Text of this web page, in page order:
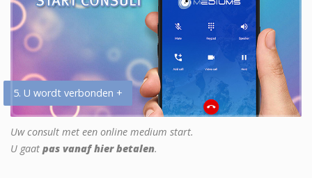
5. U wordt verbonden +
Uw consult met een online medium start.
U gaat pas vanaf hier betalen.